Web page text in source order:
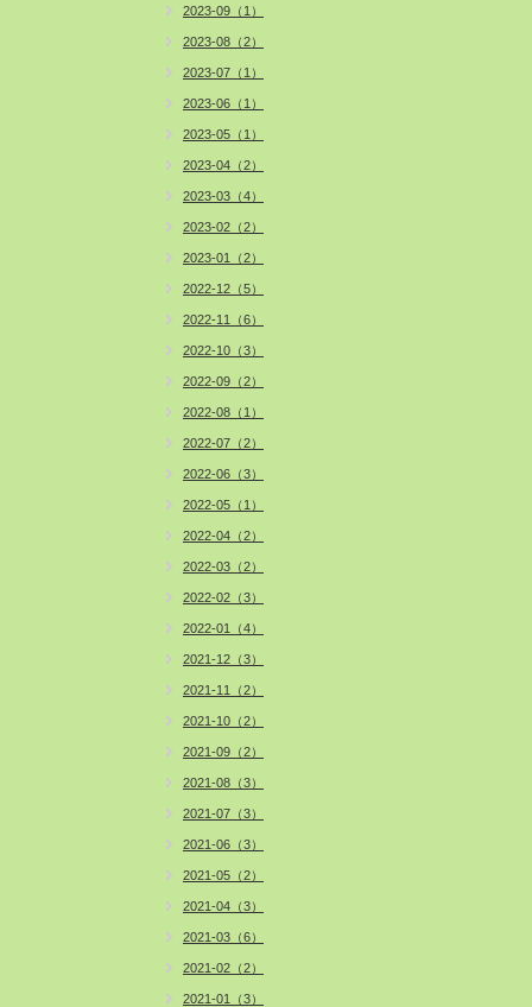
2023-09（1）
2023-08（2）
2023-07（1）
2023-06（1）
2023-05（1）
2023-04（2）
2023-03（4）
2023-02（2）
2023-01（2）
2022-12（5）
2022-11（6）
2022-10（3）
2022-09（2）
2022-08（1）
2022-07（2）
2022-06（3）
2022-05（1）
2022-04（2）
2022-03（2）
2022-02（3）
2022-01（4）
2021-12（3）
2021-11（2）
2021-10（2）
2021-09（2）
2021-08（3）
2021-07（3）
2021-06（3）
2021-05（2）
2021-04（3）
2021-03（6）
2021-02（2）
2021-01（3）